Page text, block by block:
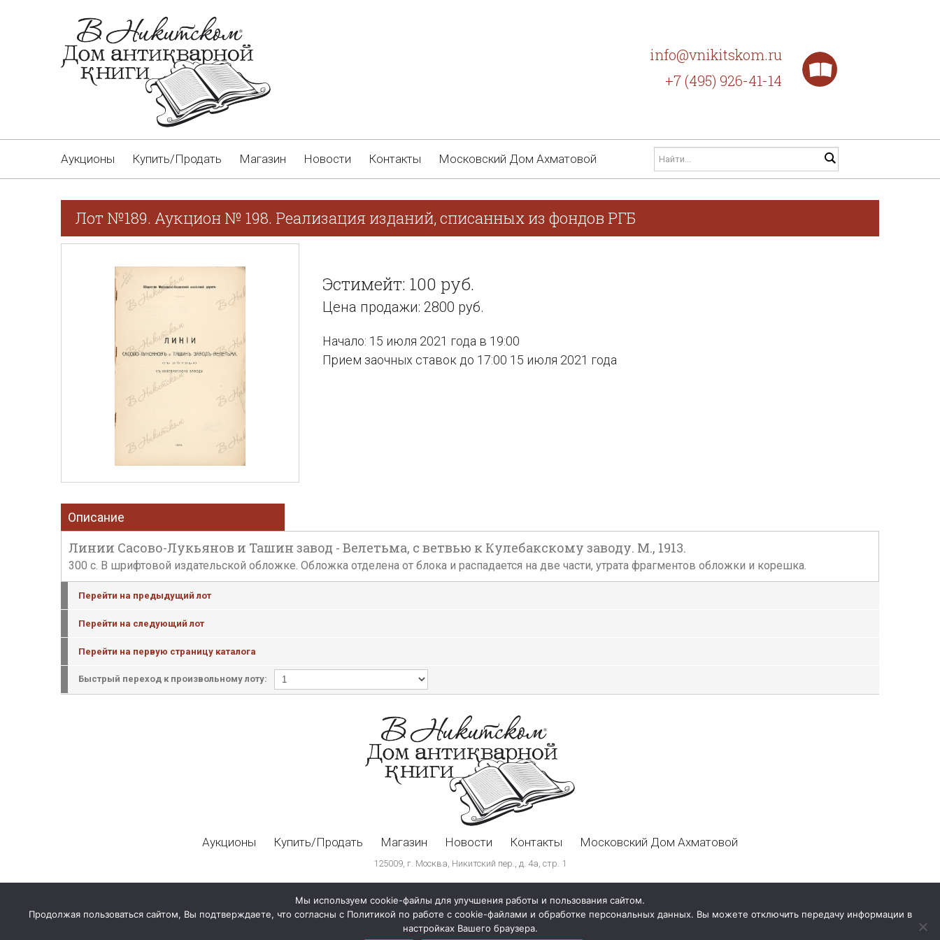
info@vnikitskom.ru
+7 (495) 926-41-14
Аукционы Купить/Продать Магазин Новости Контакты Московский Дом Ахматовой
Лот №189. Аукцион № 198. Реализация изданий, списанных из фондов РГБ
Эстимейт: 100 руб.
Цена продажи: 2800 руб.
Начало: 15 июля 2021 года в 19:00
Прием заочных ставок до 17:00 15 июля 2021 года
Описание
Линии Сасово-Лукьянов и Ташин завод - Велетьма, с ветвью к Кулебакскому заводу. М., 1913.
300 с. В шрифтовой издательской обложке. Обложка отделена от блока и распадается на две части, утрата фрагментов обложки и корешка.
Перейти на предыдущий лот
Перейти на следующий лот
Перейти на первую страницу каталога
Быстрый переход к произвольному лоту:
Аукционы Купить/Продать Магазин Новости Контакты Московский Дом Ахматовой
125009, г. Москва, Никитский пер., д. 4а, стр. 1
Мы используем cookie-файлы для улучшения работы и пользования сайтом.
Продолжая пользоваться сайтом, Вы подтверждаете, что согласны с Политикой по работе с cookie-файлами и обработке персональных данных. Вы можете отключить передачу информации в
настройках Вашего браузера.